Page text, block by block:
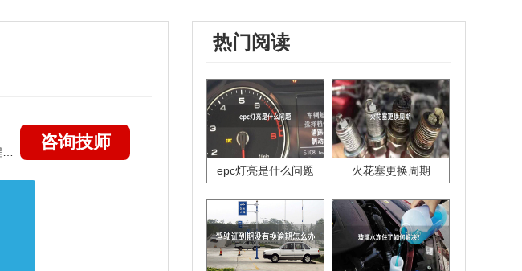
咨询技师
热门阅读
epc灯亮是什么问题 火花塞更换周期